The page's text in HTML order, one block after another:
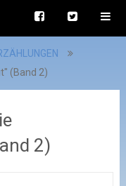
(Band 2)
2)